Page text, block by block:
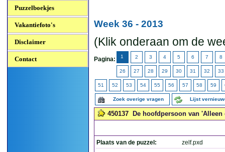
Puzzelboekjes
Vakantiefoto's
Disclaimer
Contact
Week 36 - 2013
(Klik onderaan om de
Pagina: 1 2 3 4 5 6 7 8
26 27 28 29 30 31 32 33
51 52 53 54 55 56 57 58 59
Zoek overige vragen Lijst
450137 De hoofdpersoon van
Plaats van de puzzel:
zelf.pxd